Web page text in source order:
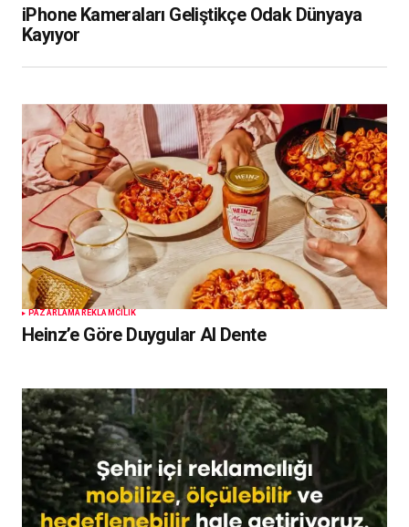
iPhone Kameraları Geliştikçe Odak Dünyaya
Kayıyor
PAZARLAMA REKLAMCILIK
Heinz’e Göre Duygular Al Dente